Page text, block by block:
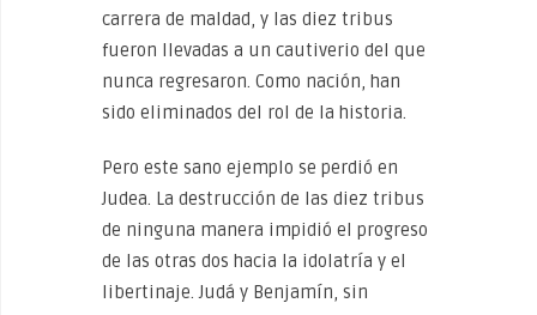
carrera de maldad, y las diez tribus
fueron llevadas a un cautiverio del que
nunca regresaron. Como nación, han
sido eliminados del rol de la historia.
Pero este sano ejemplo se perdió en
Judea. La destrucción de las diez tribus
de ninguna manera impidió el progreso
de las otras dos hacia la idolatría y el
libertinaje. Judá y Benjamín, sin